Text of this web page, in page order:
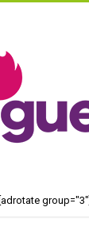
[adrotate group="3"]